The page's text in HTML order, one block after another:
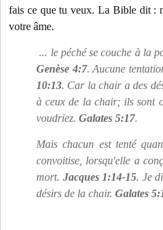
fais ce que tu veux. La Bible dit :
votre âme.
... le péché se couche à la
Genèse 4:7. Aucune
10:13. Car la chair a des
à ceux de la chair; ils sont
voudriez. Galates 5:17.
Mais chacun est tenté
convoitise, lorsqu'elle a
mort. Jacques 1:14-15. Je
désirs de la chair. Galates